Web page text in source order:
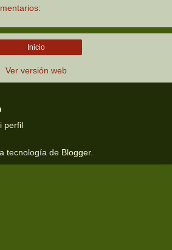
Inicio
Ver versión web
perfil
tecnología de Blogger.